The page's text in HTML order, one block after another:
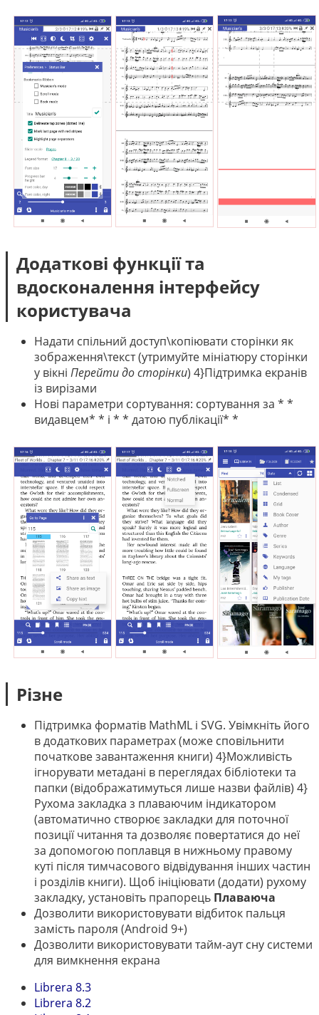
Додаткові функції та
вдосконалення інтерфейсу
користувача
Надати спільний доступ\копіювати сторінки як
зображення\текст (утримуйте мініатюру сторінки
у вікні Перейти до сторінки) 4}Підтримка екранів
із вирізами
Нові параметри сортування: сортування за * *
видавцем* * і * * датою публікації* *
Різне
Підтримка форматів MathML і SVG. Увімкніть його
в додаткових параметрах (може сповільнити
початкове завантаження книги) 4}Можливість
ігнорувати метадані в переглядах бібліотеки та
папки (відображатимуться лише назви файлів) 4}
Рухома закладка з плаваючим індикатором
(автоматично створює закладки для поточної
позиції читання та дозволяє повертатися до неї
за допомогою поплавця в нижньому правому
куті після тимчасового відвідування інших частин
і розділів книги). Щоб ініціювати (додати) рухому
закладку, установіть прапорець Плаваюча
Дозволити використовувати відбиток пальця
замість пароля (Android 9+)
Дозволити використовувати тайм-аут сну системи
для вимкнення екрана
Librera 8.3
Librera 8.2